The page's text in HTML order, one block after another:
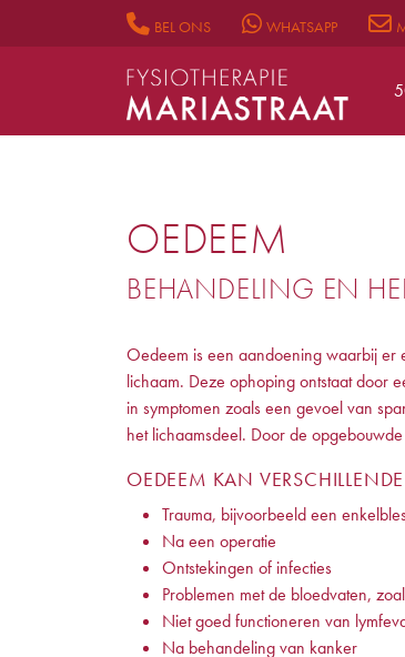
BEL ONS WHATSAPP
OEDEEM
BEHANDELING EN
Oedeem is een aandoening waarbij er
lichaam. Deze ophoping ontstaat door
in symptomen zoals een gevoel van
het lichaamsdeel. Door de
OEDEEM KAN
Trauma, bijvoorbeeld een
Na een operatie
Ontstekingen of infecties
Problemen met de bloedvaten,
Niet goed functioneren van
Na behandeling van kanker